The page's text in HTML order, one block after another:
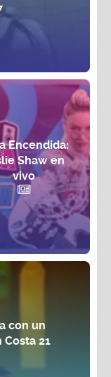
Encendida:
Shaw en
vivo
con un
21